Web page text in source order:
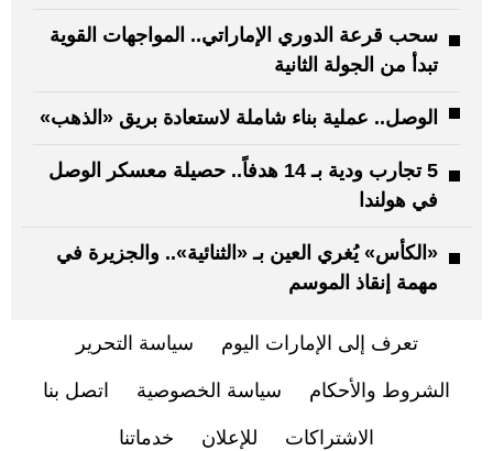
سحب قرعة الدوري الإماراتي.. المواجهات القوية
تبدأ من الجولة الثانية
الوصل.. عملية بناء شاملة لاستعادة بريق «الذهب»
5 تجارب ودية بـ 14 هدفاً.. حصيلة معسكر الوصل
في هولندا
«الكأس» يُغري العين بـ «الثنائية».. والجزيرة في
مهمة إنقاذ الموسم
تعرف إلى الإمارات اليوم سياسة التحرير
الشروط والأحكام سياسة الخصوصية اتصل بنا
الاشتراكات للإعلان خدماتنا